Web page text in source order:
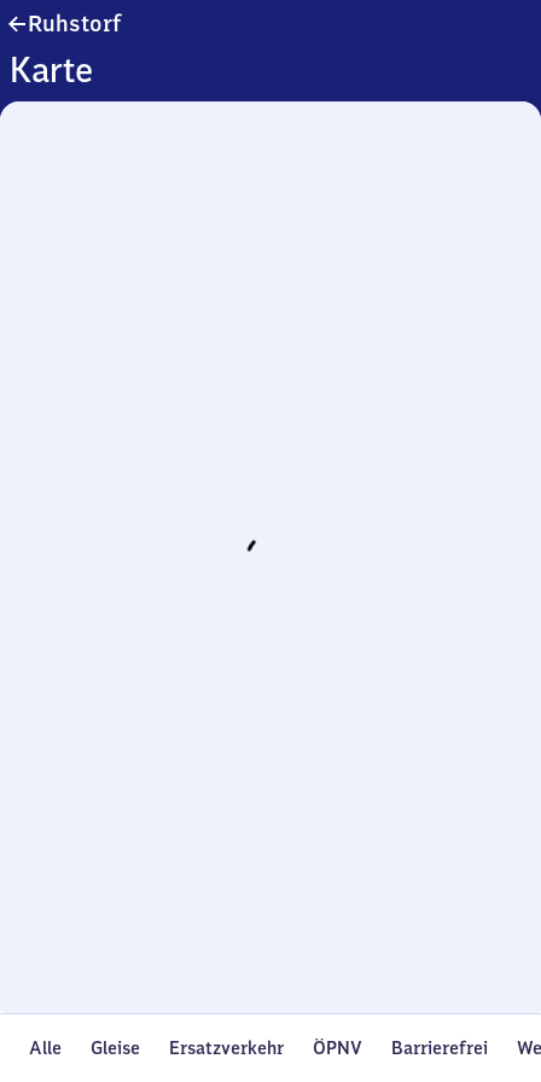
RuhstorfRuhstorf
Karte
Alle Gleise Ersatzverkehr ÖPNV Barrierefrei